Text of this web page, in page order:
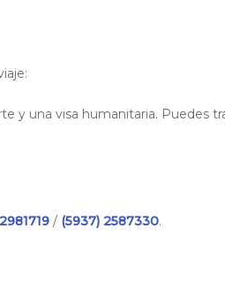
y una visa humanitaria. Puedes
/ (5937) 2587330.